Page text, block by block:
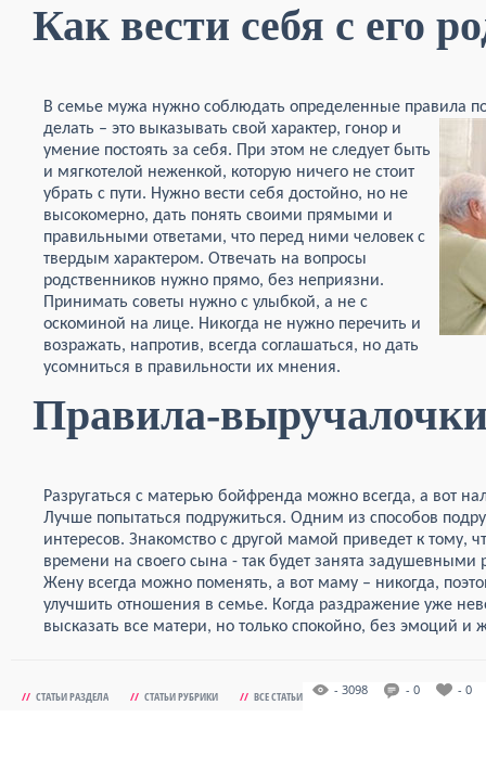
Как вести себя с его
В семье мужа нужно соблюдать определенные правила
делать – это выказывать свой характер, гонор и
умение постоять за себя. При этом не следует быть
и мягкотелой неженкой, которую ничего не стоит
убрать с пути. Нужно вести себя достойно, но не
высокомерно, дать понять своими прямыми и
правильными ответами, что перед ними человек с
твердым характером. Отвечать на вопросы
родственников нужно прямо, без неприязни.
Принимать советы нужно с улыбкой, а не с
оскоминой на лице. Никогда не нужно перечить и
возражать, напротив, всегда соглашаться, но дать
усомниться в правильности их мнения.
Правила-
Разругаться с матерью бойфренда можно всегда, а вот
Лучше попытаться подружиться. Одним из способов
интересов. Знакомство с другой мамой приведет к тому,
времени на своего сына - так будет занята
Жену всегда можно поменять, а вот маму – никогда,
улучшить отношения в семье. Когда раздражение уже
высказать все матери, но только спокойно, без эмоций и
// СТАТЬИ РАЗДЕЛА // СТАТЬИ РУБРИКИ // ВСЕ СТАТЬИ - 3098 - 0 - 0